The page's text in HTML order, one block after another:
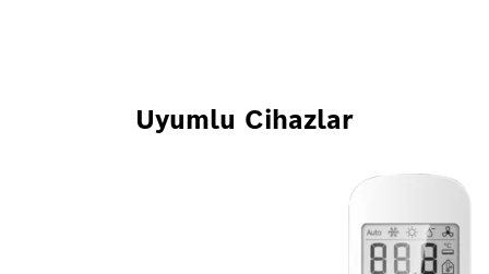
Uyumlu Cihazlar